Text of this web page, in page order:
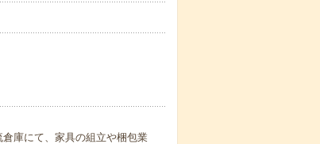
庫にて、家具の組立や梱包業